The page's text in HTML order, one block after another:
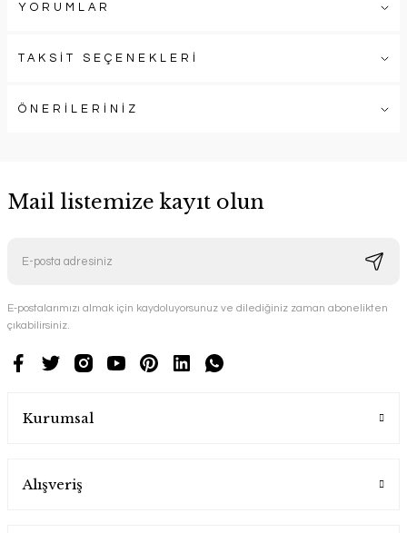
YORUMLAR
TAKSİT SEÇENEKLERİ
ÖNERİLERİNİZ
Mail listemize kayıt olun
E-postalarımızı almak için kaydoluyorsunuz ve dilediğiniz zaman abonelikten
çıkabilirsiniz.
Kurumsal
Alışveriş